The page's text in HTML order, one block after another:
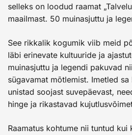
selleks on loodud raamat
maailmast. 50 muinasjuttu ja
See rikkalik kogumik viib meid
läbi erinevate kultuuride ja
muinasjuttu ja legendi pakuvad
sügavamat mõtlemist. Imetled
unistad soojast suvepäevast,
hinge ja rikastavad
Raamatus kohtume nii tuntud kui